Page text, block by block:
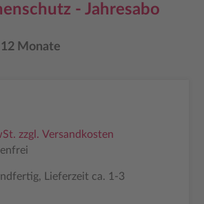
- Jahresabo
Monate
zzgl. Versandkosten
Lieferzeit ca. 1-3